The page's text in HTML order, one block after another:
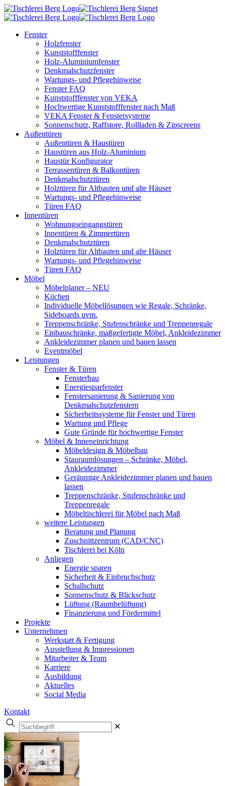
Fenster
Holzfenster
Kunststofffenster
Holz-Aluminiumfenster
Denkmalschutzfenster
Wartungs- und Pflegehinweise
Fenster FAQ
Kunststofffenster von VEKA
Hochwertige Kunststofffenster nach Maß
VEKA Fenster & Fenstersysteme
Sonnenschutz, Raffstore, Rollladen & Zipscreens
Außentüren
Außentüren & Haustüren
Haustüren aus Holz-Aluminium
Haustür Konfigurator
Terrassentüren & Balkontüren
Denkmalschutztüren
Holztüren für Altbauten und alte Häuser
Wartungs- und Pflegehinweise
Türen FAQ
Innentüren
Wohnungseingangstüren
Innentüren & Zimmertüren
Denkmalschutztüren
Holztüren für Altbauten und alte Häuser
Wartungs- und Pflegehinweise
Türen FAQ
Möbel
Möbelplaner – NEU
Küchen
Individuelle Möbellösungen wie Regale, Schränke,
Sideboards uvm.
Treppenschränke, Stufenschränke und Treppenregale
Einbauschränke, maßgefertigte Möbel, Ankleidezimmer
Ankleidezimmer planen und bauen lassen
Eventmöbel
Leistungen
Fenster & Türen
Fensterbau
Energiesparfenster
Fenstersanierung & Sanierung von
Denkmalschutzfenstern
Sicherheitssysteme für Fenster und Türen
Wartung und Pflege
Gute Gründe für hochwertige Fenster
Möbel & Inneneinrichtung
Möbeldesign & Möbelbau
Stauraumlösungen – Schränke, Möbel,
Ankleidezimmer
Geräumige Ankleidezimmer planen und bauen
lassen
Treppenschränke, Stufenschränke und
Treppenregale
Möbeltischlerei für Möbel nach Maß
weitere Leistungen
Beratung und Planung
Zuschnittzentrum (CAD/CNC)
Tischlerei bei Köln
Anliegen
Energie sparen
Sicherheit & Einbruchschutz
Schallschutz
Sonnenschutz & Blickschutz
Lüftung (Raumbelüftung)
Finanzierung und Fördermittel
Projekte
Unternehmen
Werkstatt & Fertigung
Ausstellung & Impressionen
Mitarbeiter & Team
Karriere
Ausbildung
Aktuelles
Social Media
Kontakt
✕